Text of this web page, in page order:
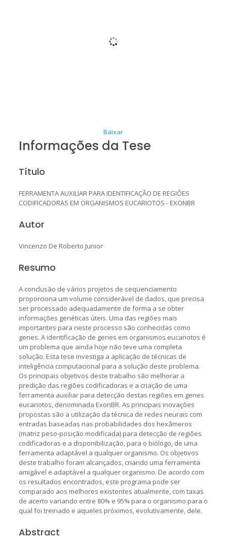
Baixar
Informações da Tese
Título
FERRAMENTA AUXILIAR PARA IDENTIFICAÇÃO DE REGIÕES
CODIFICADORAS EM ORGANISMOS EUCARIOTOS - EXONBR
Autor
Vincenzo De Roberto Junior
Resumo
A conclusão de vários projetos de seqüenciamento
proporciona um volume considerável de dados, que precisa
ser processado adequadamente de forma a se obter
informações genéticas úteis. Uma das regiões mais
importantes para neste processo são conhecidas como
genes. A identificação de genes em organismos eucariotos é
um problema que ainda hoje não teve uma completa
solução. Esta tese investiga a aplicação de técnicas de
inteligência computacional para a solução deste problema.
Os principais objetivos deste trabalho são melhorar a
predição das regiões codificadoras e a criação de uma
ferramenta auxiliar para detecção destas regiões em genes
eucariotos, denominada ExonBR. As principais inovações
propostas são a utilização da técnica de redes neurais com
entradas baseadas nas probabilidades dos hexâmeros
(matriz peso-posição modificada) para detecção de regiões
codificadoras e a disponibilização, para o biólogo, de uma
ferramenta adaptável a qualquer organismo. Os objetivos
deste trabalho foram alcançados, criando uma ferramenta
amigável e adaptável a qualquer organismo. De acordo com
os resultados encontrados, este programa pode ser
comparado aos melhores existentes atualmente, com taxas
de acerto variando entre 80% e 95% para o organismo para o
qual foi treinado e aqueles próximos, evolutivamente, dele.
Abstract